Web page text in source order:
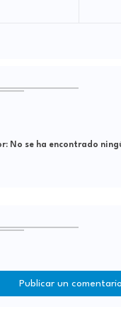
No se ha encontrado
Publicar un